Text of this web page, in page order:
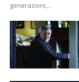
generazioni,...